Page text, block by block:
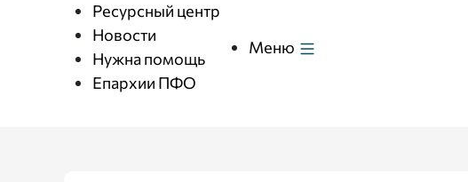
Ресурсный центр
Новости
Нужна помощь
Епархии ПФО
Меню